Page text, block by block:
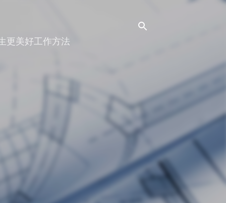
更美好工作方法